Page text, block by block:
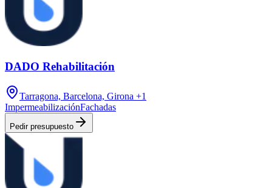
DADO Rehabilitación
Tarragona, Barcelona, Girona +1
ImpermeabilizaciónFachadas
Pedir presupuesto